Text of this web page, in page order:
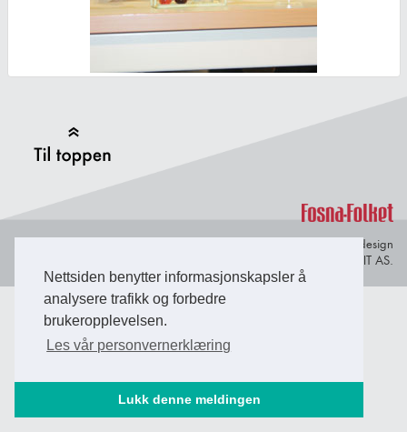
Nettsiden benytter informasjonskapsler å
analysere trafikk og forbedre
brukeropplevelsen.
Les vår personvernerklæring
Lukk denne meldingen
Webdesign
av Lindbak IT AS.